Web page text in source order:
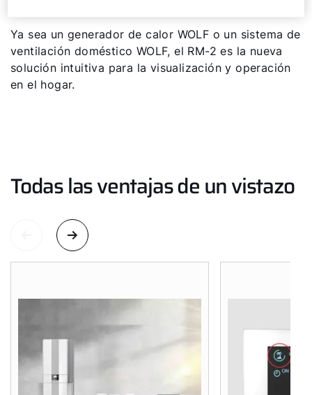
Ya sea un generador de calor WOLF o un sistema de
ventilación doméstico WOLF, el RM-2 es la nueva
solución intuitiva para la visualización y operación
en el hogar.
Todas las ventajas de un vistazo
Servicio al cliente
Herramientas
Servicio App